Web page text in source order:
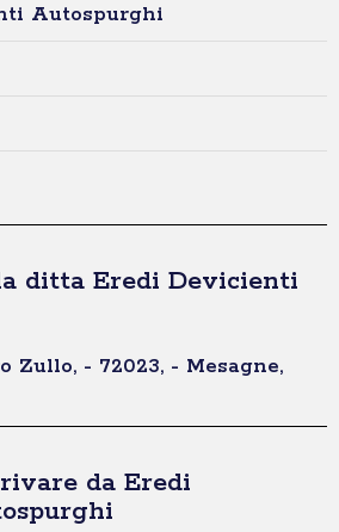
Autospurghi
ditta Eredi Devicienti
Zullo, - 72023, - Mesagne,
da Eredi